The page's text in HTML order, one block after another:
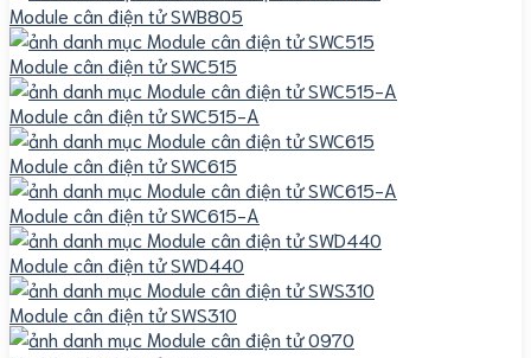
Module cân điện tử SWB805
Module cân điện tử SWC515
Module cân điện tử SWC515-A
Module cân điện tử SWC615
Module cân điện tử SWC615-A
Module cân điện tử SWD440
Module cân điện tử SWS310